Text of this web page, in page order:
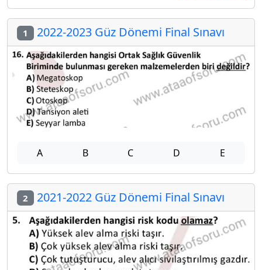
1 2022-2023 Güz Dönemi Final Sınavı
A B C D E
2 2021-2022 Güz Dönemi Final Sınavı